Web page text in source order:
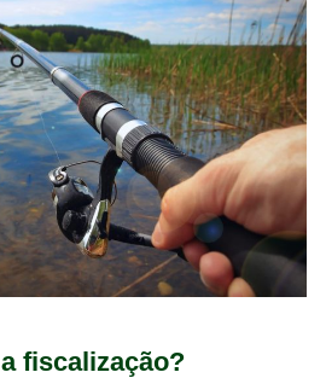
fiscalização?